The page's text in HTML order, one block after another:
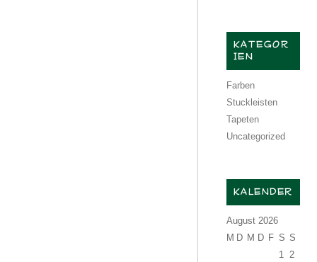
KATEGOR
IEN
Farben
Stuckleisten
Tapeten
Uncategorized
KALENDER
August 2026
M D M D F S S
1 2